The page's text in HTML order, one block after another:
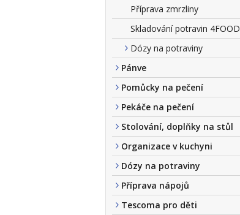
Příprava zmrzliny
Skladování potravin 4FOOD
Dózy na potraviny
Pánve
Pomůcky na pečení
Pekáče na pečení
Stolování, doplňky na stůl
Organizace v kuchyni
Dózy na potraviny
Příprava nápojů
Tescoma pro děti